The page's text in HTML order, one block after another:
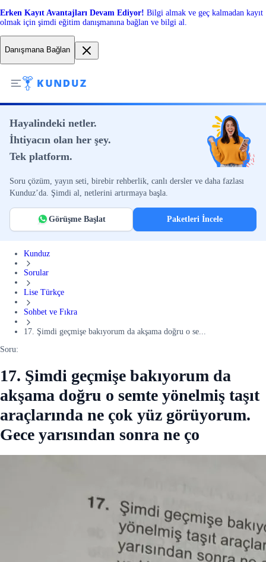
Erken Kayıt Avantajları Devam Ediyor! Bilgi almak ve geç kalmadan kayıt
olmak için şimdi eğitim danışmanına bağlan ve bilgi al.
Danışmana Bağlan
Hayalindeki netler.
İhtiyacın olan her şey.
Tek platform.
Soru çözüm, yayın seti, birebir rehberlik, canlı dersler ve daha fazlası
Kunduz’da. Şimdi al, netlerini artırmaya başla.
Görüşme Başlat Paketleri İncele
Kunduz
Sorular
Lise Türkçe
Sohbet ve Fıkra
17. Şimdi geçmişe bakıyorum da akşama doğru o se...
Soru:
17. Şimdi geçmişe bakıyorum da
akşama doğru o semte yönelmiş taşıt
araçlarında ne çok yüz görüyorum.
Gece yarısından sonra ne ço